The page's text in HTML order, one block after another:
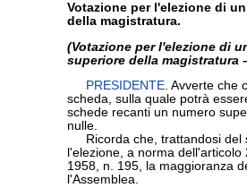
Votazione per l'elezione di
della magistratura.
(Votazione per l'elezione di
superiore della magistratura
PRESIDENTE. Avverte che
scheda, sulla quale potrà
schede recanti un numero
nulle.
Ricorda che, trattandosi del
l'elezione, a norma
1958, n. 195, la maggioranza
l'Assemblea.